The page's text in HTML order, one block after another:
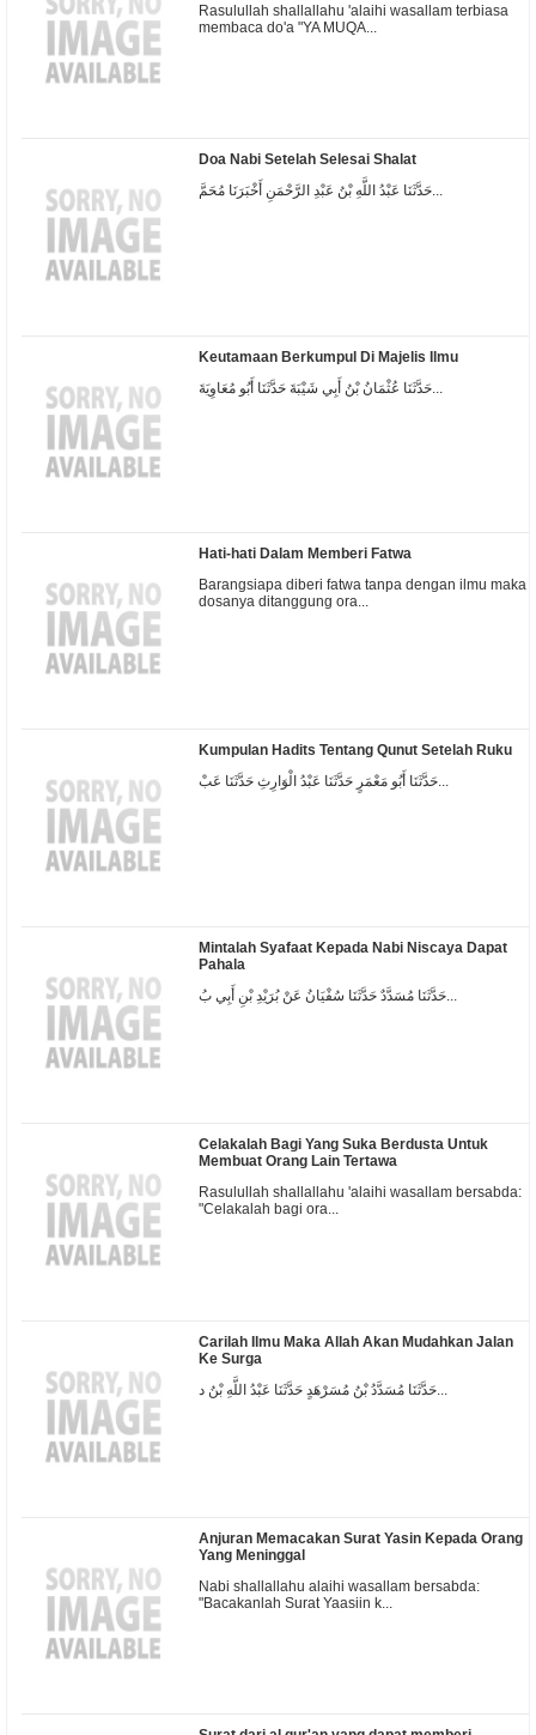
Rasulullah shallallahu 'alaihi wasallam terbiasa
membaca do'a "YA MUQA...
Doa Nabi Setelah Selesai Shalat
حَدَّثَنَا عَبْدُ اللَّهِ بْنُ عَبْدِ الرَّحْمَنِ أَخْبَرَنَا مُحَمَّ...
Keutamaan Berkumpul Di Majelis Ilmu
Hati-hati Dalam Memberi Fatwa
Barangsiapa diberi fatwa tanpa dengan ilmu maka
dosanya ditanggung ora...
Kumpulan Hadits Tentang Qunut Setelah Ruku
حَدَّثَنَا أَبُو مَعْمَرٍ حَدَّثَنَا عَبْدُ الْوَارِثِ حَدَّثَنَا عَبْ...
Mintalah Syafaat Kepada Nabi Niscaya Dapat
Pahala
حَدَّثَنَا مُسَدَّدٌ حَدَّثَنَا سُفْيَانُ عَنْ بُرَيْدِ بْنِ أَبِي بُ...
Celakalah Bagi Yang Suka Berdusta Untuk
Membuat Orang Lain Tertawa
Rasulullah shallallahu 'alaihi wasallam bersabda:
"Celakalah bagi ora...
Carilah Ilmu Maka Allah Akan Mudahkan Jalan
Ke Surga
Anjuran Memacakan Surat Yasin Kepada Orang
Yang Meninggal
Nabi shallallahu alaihi wasallam bersabda:
"Bacakanlah Surat Yaasiin k...